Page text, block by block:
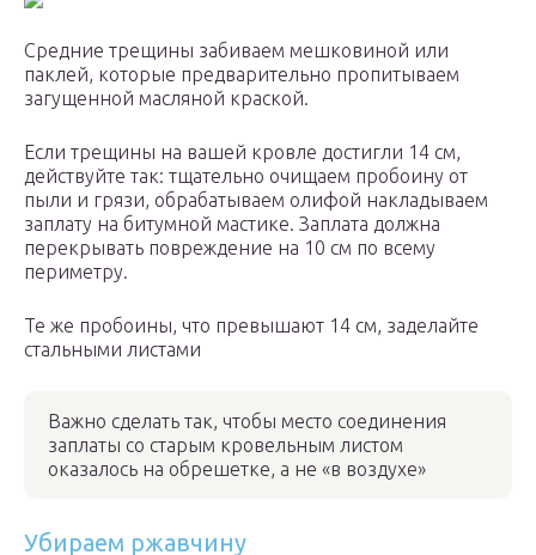
Средние трещины забиваем мешковиной или
паклей, которые предварительно пропитываем
загущенной масляной краской.
Если трещины на вашей кровле достигли 14 см,
действуйте так: тщательно очищаем пробоину от
пыли и грязи, обрабатываем олифой накладываем
заплату на битумной мастике. Заплата должна
перекрывать повреждение на 10 см по всему
периметру.
Те же пробоины, что превышают 14 см, заделайте
стальными листами
Важно сделать так, чтобы место соединения
заплаты со старым кровельным листом
оказалось на обрешетке, а не «в воздухе»
Убираем ржавчину